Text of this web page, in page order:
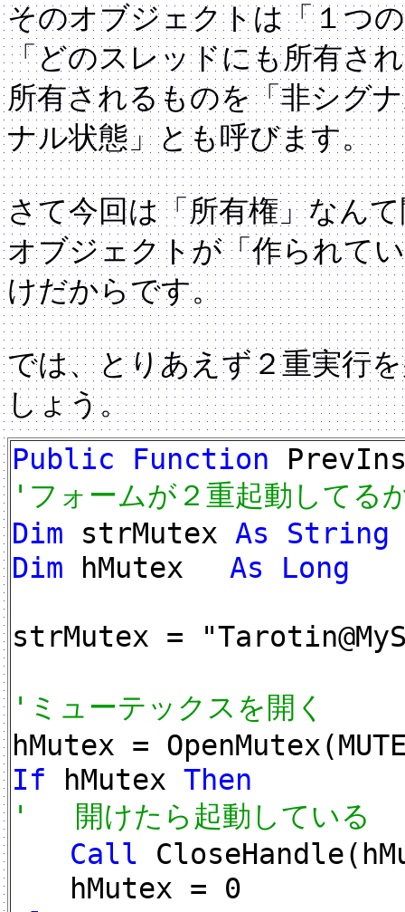
そのオブジェクトは「１つ
「どのスレッドにも所有さ
所有されるものを「非シグ
ナル状態」とも呼びます。
さて今回は「所有権」なん
オブジェクトが「作られて
けだからです。
では、とりあえず２重実行
しょう。
Public Function
'フォームが２重起動してる
Dim strMutex As String
Dim hMutex As Long
strMutex =
'ミューテックスを開く
hMutex =
If hMutex Then
' 開けたら起動している
Call
hMutex = 0